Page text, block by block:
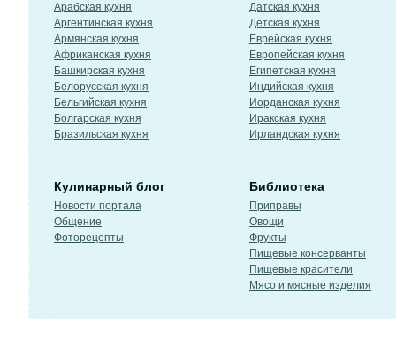
Арабская кухня
Аргентинская кухня
Армянская кухня
Африканская кухня
Башкирская кухня
Белорусская кухня
Бельгийская кухня
Болгарская кухня
Бразильская кухня
Датская кухня
Детская кухня
Еврейская кухня
Европейская кухня
Египетская кухня
Индийская кухня
Иорданская кухня
Иракская кухня
Ирландская кухня
Кулинарный блог
Новости портала
Общение
Фоторецепты
Библиотека
Приправы
Овощи
Фрукты
Пищевые консерванты
Пищевые красители
Мясо и мясные изделия